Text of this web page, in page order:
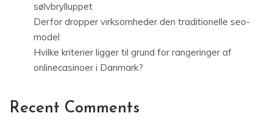
sølvbrylluppet
Derfor dropper virksomheder den traditionelle seo-
model
Hvilke kriterier ligger til grund for rangeringer af
onlinecasinoer i Danmark?
Recent Comments